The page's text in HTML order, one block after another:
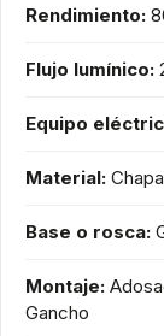
Rendimiento:
Flujo lumínico:
Equipo
Material:
Base o rosca:
Montaje:
Gancho